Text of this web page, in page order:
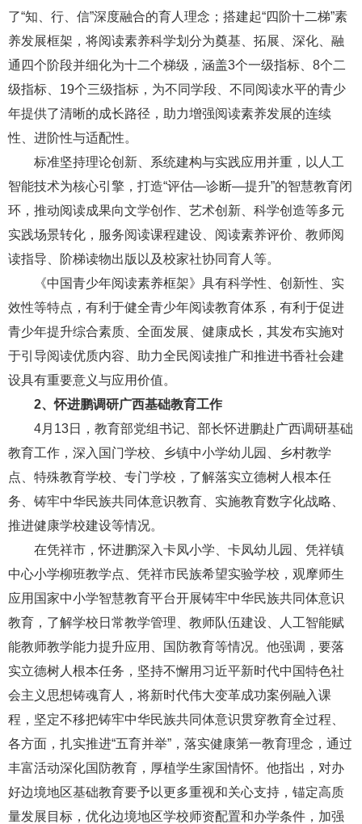
了“知、行、信”深度融合的育人理念；搭建起“四阶十二梯”素
养发展框架，将阅读素养科学划分为奠基、拓展、深化、融
通四个阶段并细化为十二个梯级，涵盖3个一级指标、8个二
级指标、19个三级指标，为不同学段、不同阅读水平的青少
年提供了清晰的成长路径，助力增强阅读素养发展的连续
性、进阶性与适配性。
标准坚持理论创新、系统建构与实践应用并重，以人工
智能技术为核心引擎，打造“评估—诊断—提升”的智慧教育闭
环，推动阅读成果向文学创作、艺术创新、科学创造等多元
实践场景转化，服务阅读课程建设、阅读素养评价、教师阅
读指导、阶梯读物出版以及校家社协同育人等。
《中国青少年阅读素养框架》具有科学性、创新性、实
效性等特点，有利于健全青少年阅读教育体系，有利于促进
青少年提升综合素质、全面发展、健康成长，其发布实施对
于引导阅读优质内容、助力全民阅读推广和推进书香社会建
设具有重要意义与应用价值。
2、怀进鹏调研广西基础教育工作
4月13日，教育部党组书记、部长怀进鹏赴广西调研基础
教育工作，深入国门学校、乡镇中小学幼儿园、乡村教学
点、特殊教育学校、专门学校，了解落实立德树人根本任
务、铸牢中华民族共同体意识教育、实施教育数字化战略、
推进健康学校建设等情况。
在凭祥市，怀进鹏深入卡凤小学、卡凤幼儿园、凭祥镇
中心小学柳班教学点、凭祥市民族希望实验学校，观摩师生
应用国家中小学智慧教育平台开展铸牢中华民族共同体意识
教育，了解学校日常教学管理、教师队伍建设、人工智能赋
能教师教学能力提升应用、国防教育等情况。他强调，要落
实立德树人根本任务，坚持不懈用习近平新时代中国特色社
会主义思想铸魂育人，将新时代伟大变革成功案例融入课
程，坚定不移把铸牢中华民族共同体意识贯穿教育全过程、
各方面，扎实推进“五育并举”，落实健康第一教育理念，通过
丰富活动深化国防教育，厚植学生家国情怀。他指出，对办
好边境地区基础教育要予以更多重视和关心支持，锚定高质
量发展目标，优化边境地区学校师资配置和办学条件，加强